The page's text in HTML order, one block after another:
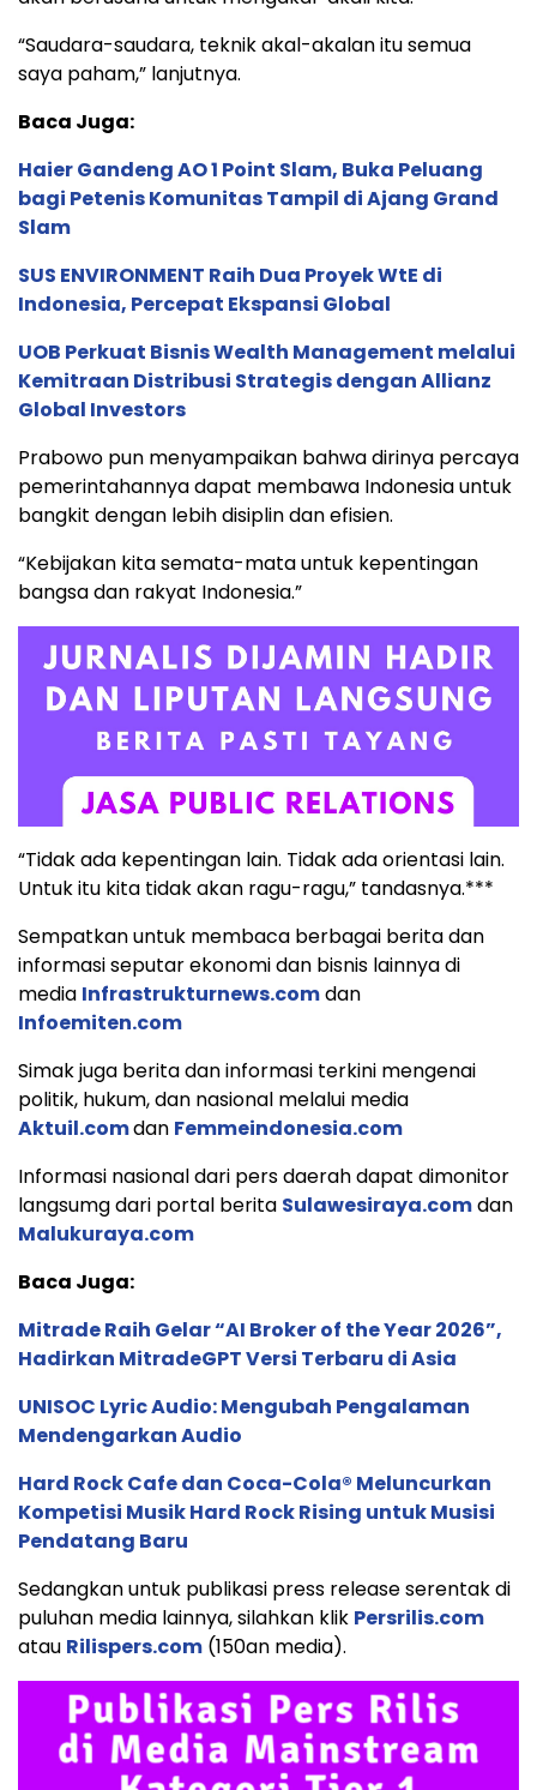
“Saudara-saudara, teknik akal-akalan itu semua
saya paham,” lanjutnya.
Baca Juga:
Haier Gandeng AO 1 Point Slam, Buka Peluang
bagi Petenis Komunitas Tampil di Ajang Grand
Slam
SUS ENVIRONMENT Raih Dua Proyek WtE di
Indonesia, Percepat Ekspansi Global
UOB Perkuat Bisnis Wealth Management melalui
Kemitraan Distribusi Strategis dengan Allianz
Global Investors
Prabowo pun menyampaikan bahwa dirinya percaya
pemerintahannya dapat membawa Indonesia untuk
bangkit dengan lebih disiplin dan efisien.
“Kebijakan kita semata-mata untuk kepentingan
bangsa dan rakyat Indonesia.”
“Tidak ada kepentingan lain. Tidak ada orientasi lain.
Untuk itu kita tidak akan ragu-ragu,” tandasnya.***
Sempatkan untuk membaca berbagai berita dan
informasi seputar ekonomi dan bisnis lainnya di
media Infrastrukturnews.comdan
Infoemiten.com
Simak juga berita dan informasi terkini mengenai
politik, hukum, dan nasional melalui media
Aktuil.comdan Femmeindonesia.com
Informasi nasional dari pers daerah dapat dimonitor
langsumg dari portal berita Sulawesiraya.comdan
Malukuraya.com
Baca Juga:
Mitrade Raih Gelar “AI Broker of the Year 2026”,
Hadirkan MitradeGPT Versi Terbaru di Asia
UNISOC Lyric Audio: Mengubah Pengalaman
Mendengarkan Audio
Hard Rock Cafe dan Coca-Cola® Meluncurkan
Kompetisi Musik Hard Rock Rising untuk Musisi
Pendatang Baru
Sedangkan untuk publikasi press release serentak di
puluhan media lainnya, silahkan klik Persrilis.com
atau Rilispers.com (150an media).